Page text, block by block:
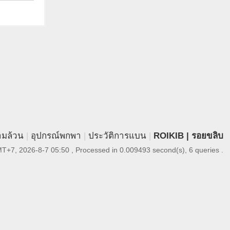
ล้วน | อุปกรณ์พกพา | ประวัติการแบน | ROIKIB | รอยขลิบ
2026-8-7 05:50, Processed in 0.009493 second(s), 6 queries .